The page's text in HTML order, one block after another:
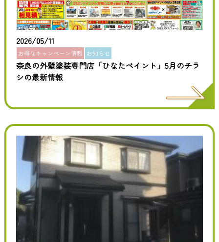
2026/05/11
お得なキャンペーン情報 お知らせ
奈良の外壁塗装専門店「ひなたペイント」5月のチラ
シの最新情報